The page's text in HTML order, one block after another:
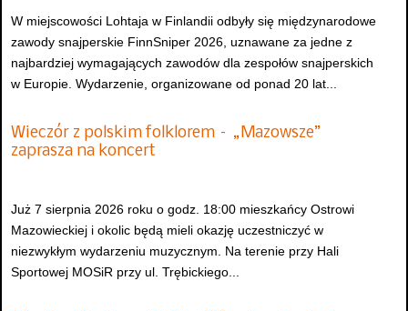
W miejscowości Lohtaja w Finlandii odbyły się międzynarodowe
zawody snajperskie FinnSniper 2026, uznawane za jedne z
najbardziej wymagających zawodów dla zespołów snajperskich
w Europie. Wydarzenie, organizowane od ponad 20 lat...
Wieczór z polskim folklorem – „Mazowsze”
zaprasza na koncert
Już 7 sierpnia 2026 roku o godz. 18:00 mieszkańcy Ostrowi
Mazowieckiej i okolic będą mieli okazję uczestniczyć w
niezwykłym wydarzeniu muzycznym. Na terenie przy Hali
Sportowej MOSiR przy ul. Trębickiego...